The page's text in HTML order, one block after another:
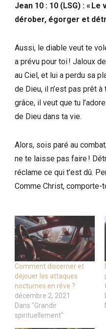
Jean 10 : 10 (LSG) : «
dérober, égorger et
Aussi, le diable veut te
a prévu pour toi ! Jaloux
au Ciel, et lui a perdu sa
de Dieu, il n’est pas prêt
grâce, il veut que tu
de Dieu dans ta vie.
Alors, sois paré au
ne te laisse pas faire !
réclame ce qui t’est dû.
Comme Christ, comporte-
Comment discerner et
déjouer les attaques
nocturnes en rêve ?
décembre 2, 2021
Dans "Grandir
spirituellement"